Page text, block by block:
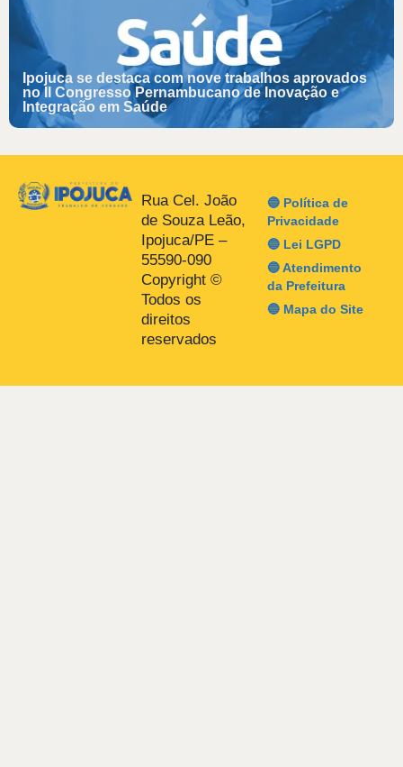
Ipojuca se destaca com nove trabalhos aprovados
no II Congresso Pernambucano de Inovação e
Integração em Saúde
Rua Cel. João
de Souza Leão,
Ipojuca/PE –
55590-090
Copyright ©
Todos os
direitos
reservados
🔵 Política de
Privacidade
🔵 Lei LGPD
🔵 Atendimento
da Prefeitura
🔵 Mapa do Site